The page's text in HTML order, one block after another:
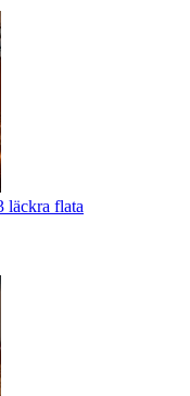
läckra flata